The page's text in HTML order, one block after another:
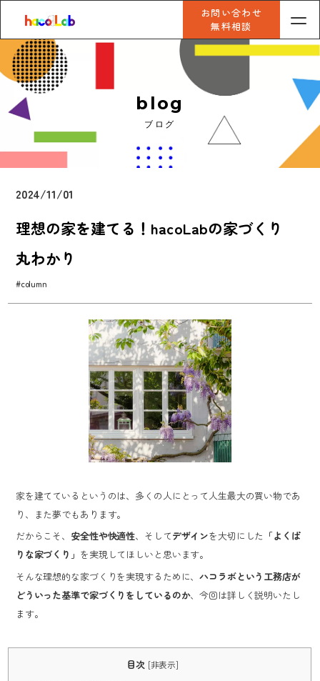
お問い合わせ
無料相談
blog
ブログ
2024/11/01
理想の家を建てる！hacoLabの家づくり
丸わかり
#column
家を建てているというのは、多くの人にとって人生最大の買い物であ
り、また夢でもあります。
だからこそ、 安全性や快適性、そしてデザインを大切にした 「よくば
りな家づくり」 を実現してほしいと思います。
そんな理想的な家づくりを実現するために、ハコラボという工務店が
どういった基準で家づくりをしているのか、今回は詳しく説明いたし
ます。
目次 [非表示]